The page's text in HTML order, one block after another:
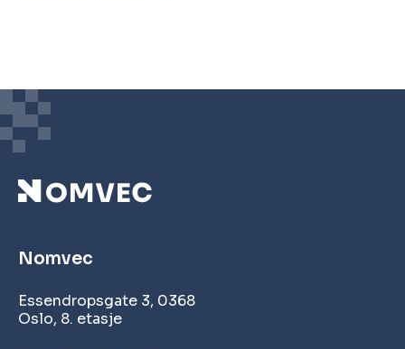
Nomvec
Essendropsgate 3, 0368
Oslo, 8. etasje